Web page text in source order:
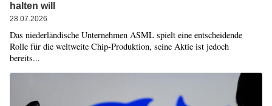
halten will
28.07.2026
Das niederländische Unternehmen ASML spielt eine entscheidende
Rolle für die weltweite Chip-Produktion, seine Aktie ist jedoch
bereits...